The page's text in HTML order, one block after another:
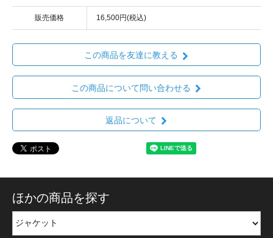
販売価格 16,500円(税込)
この商品を友達に教える
この商品について問い合わせる
返品について
ほかの商品を探す